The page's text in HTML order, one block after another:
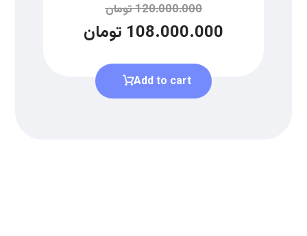
120.000.000تومان
108.000.000 تومان
Add to cart